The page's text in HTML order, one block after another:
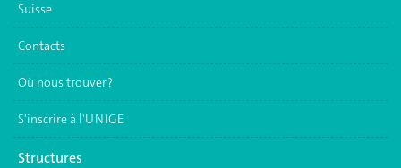
Suisse
Contacts
Où nous trouver ?
S'inscrire à l'UNIGE
Structures